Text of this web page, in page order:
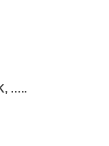
…..